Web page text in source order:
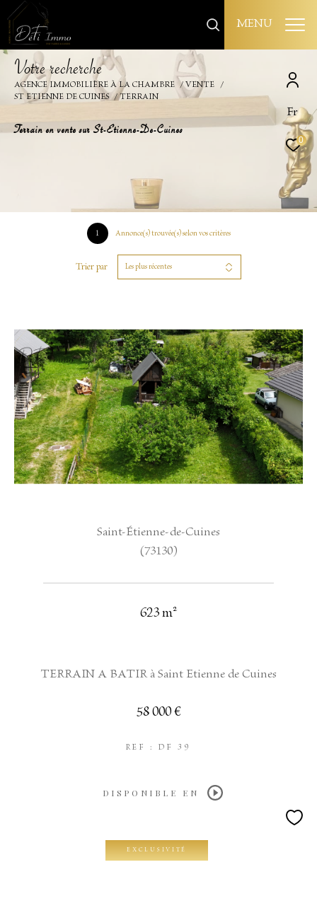
Fr
0
MENU
Votrerecherche
AGENCE IMMOBILIÈRE À LA CHAMBRE
VENTE
ST ETIENNE DE CUINES
TERRAIN
Terrain en vente sur St-Etienne-De-Cuines
1 Annonce(s) trouvée(s) selon vos critères
Trier par Les plus récentes
Saint-Étienne-de-Cuines
(73130)
623 m²
TERRAIN A BATIR à Saint Etienne de Cuines
58 000 €
REF : DF 39
DISPONIBLE EN
EXCLUSIVITÉ